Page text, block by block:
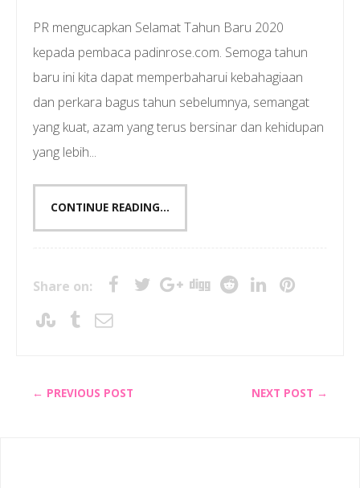
PR mengucapkan Selamat Tahun Baru 2020
kepada pembaca padinrose.com. Semoga tahun
baru ini kita dapat memperbaharui kebahagiaan
dan perkara bagus tahun sebelumnya, semangat
yang kuat, azam yang terus bersinar dan kehidupan
yang lebih...
CONTINUE READING...
Share on:
← PREVIOUS POST NEXT POST →